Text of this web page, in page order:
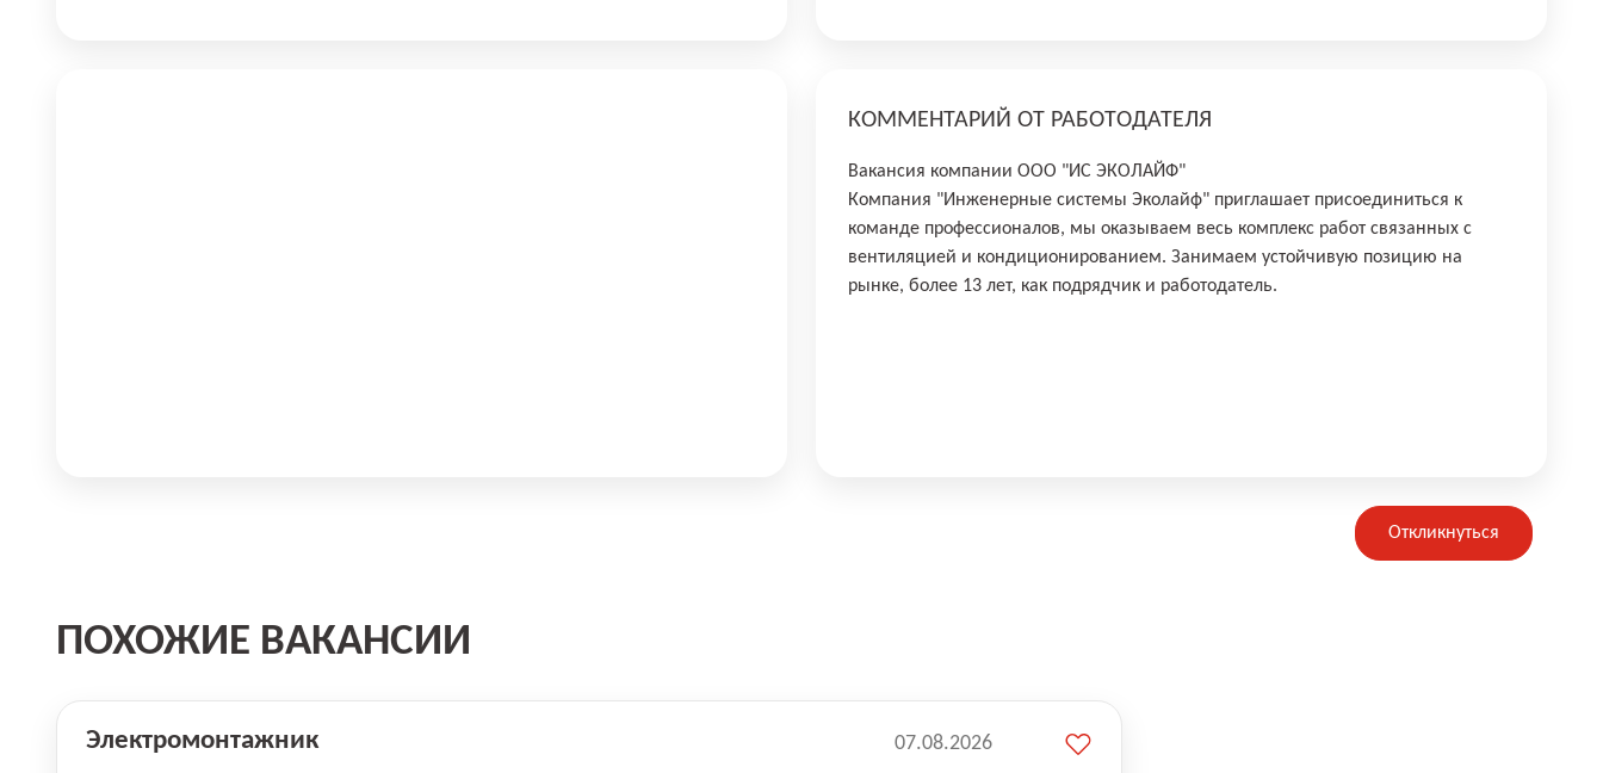
КОММЕНТАРИЙ ОТ РАБОТОДАТЕЛЯ
Вакансия компании ООО "ИС ЭКОЛАЙФ"
Компания "Инженерные системы Эколайф" приглашает присоединиться к
команде профессионалов, мы оказываем весь комплекс работ связанных с
вентиляцией и кондиционированием. Занимаем устойчивую позицию на
рынке, более 13 лет, как подрядчик и работодатель.
Откликнуться
ПОХОЖИЕ ВАКАНСИИ
Электромонтажник 07.08.2026